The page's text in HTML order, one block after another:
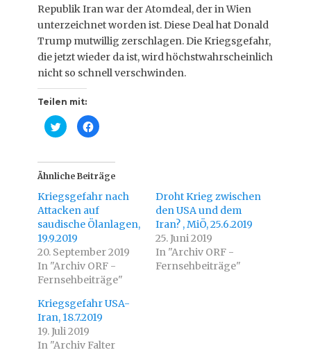
Republik Iran war der Atomdeal, der in Wien
unterzeichnet worden ist. Diese Deal hat Donald
Trump mutwillig zerschlagen. Die Kriegsgefahr,
die jetzt wieder da ist, wird höchstwahrscheinlich
nicht so schnell verschwinden.
Teilen mit:
K
l
,
u
m
b
e
r
T
w
i
t
t
e
z
t
e
i
l
e
n
K
l
,
u
m
u
f
F
a
b
o
o
z
t
e
i
l
n
Ähnliche Beiträge
Kriegsgefahr nach
Attacken auf
saudische Ölanlagen,
19.9.2019
20. September 2019
In "Archiv ORF -
Fernsehbeiträge"
Droht Krieg zwischen
den USA und dem
Iran? , MiÖ, 25.6.2019
25. Juni 2019
In "Archiv ORF -
Fernsehbeiträge"
Kriegsgefahr USA-
Iran, 18.7.2019
19. Juli 2019
In "Archiv Falter